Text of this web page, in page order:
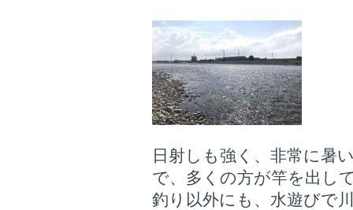
日射しも強く、非常に暑
で、多くの方が竿を出し
釣り以外にも、水遊びで